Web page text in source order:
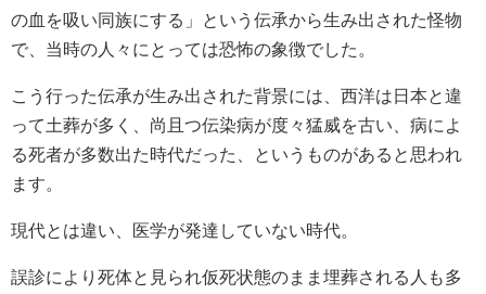
の血を吸い同族にする」という伝承から生み出された怪物
で、当時の人々にとっては恐怖の象徴でした。
こう行った伝承が生み出された背景には、西洋は日本と違
って土葬が多く、尚且つ伝染病が度々猛威を古い、病によ
る死者が多数出た時代だった、というものがあると思われ
ます。
現代とは違い、医学が発達していない時代。
誤診により死体と見られ仮死状態のまま埋葬される人も多